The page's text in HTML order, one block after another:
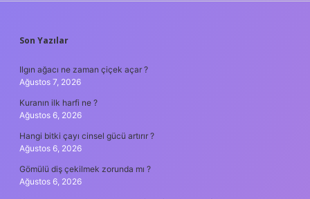
SIDEBAR
Son Yazılar
Ilgın ağacı ne zaman çiçek açar ?
Ağustos 7, 2026
Kuranın ilk harfi ne ?
Ağustos 6, 2026
Hangi bitki çayı cinsel gücü artırır ?
Ağustos 6, 2026
Gömülü diş çekilmek zorunda mı ?
Ağustos 6, 2026